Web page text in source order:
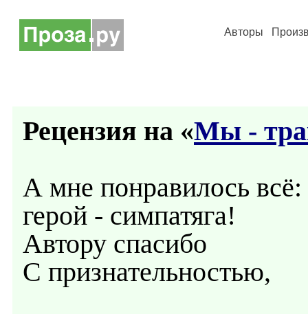
Авторы
Рецензия на «Мы -
А мне понравилось
герой - симпатяга!
Автору спасибо
С признательностью,